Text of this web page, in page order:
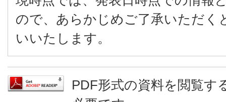
ので、あらかじめご了承いただく
いいたします。
PDF形式の資料を閲覧す